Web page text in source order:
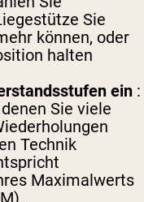
Sie
können, oder
halten
ein :
Sie viele
Technik
Maximalwerts